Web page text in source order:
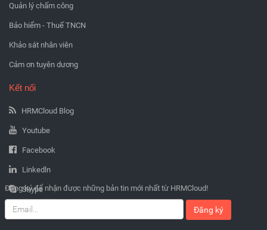
Quản lý chấm công
Bảo hiểm - Thuế TNCN
Khảo sát nhân viên
Cảm ơn tuyên dương
Kết nối
HRMCloud Blog
Youtube
Facebook
Linkedln
Skype
Đăng ký để nhận được những bản tin mới nhất từ HRMCloud!
Đăng ký